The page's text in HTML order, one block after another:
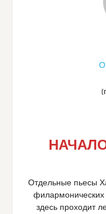
О
НАЧАЛО.
Отдельные пьесы
филармонических
здесь проходит